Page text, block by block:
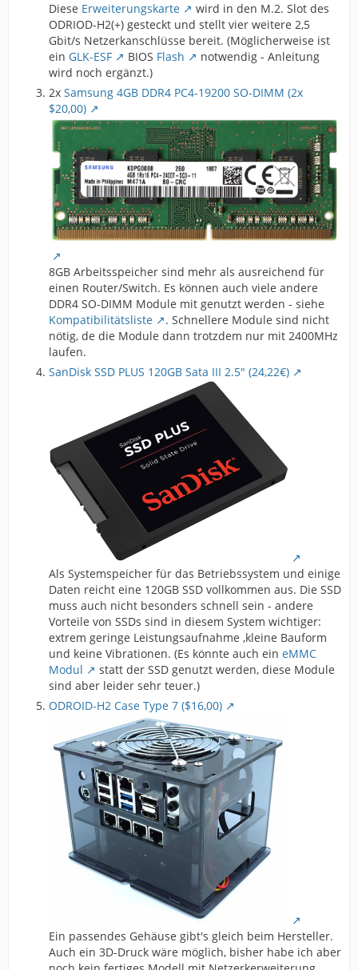
Diese Erweiterungskarte
wird in den M.2. Slot des
ODRIOD-H2(+) gesteckt und stellt vier weitere 2,5
Gbit/s Netzerkanschlüsse bereit. (Möglicherweise ist
ein GLK-ESF BIOS Flash
notwendig - Anleitung
wird noch ergänzt.)
2x Samsung 4GB DDR4 PC4-19200 SO-DIMM (2x
$20,00)
8GB Arbeitsspeicher sind mehr als ausreichend für
einen Router/Switch. Es können auch viele andere
DDR4 SO-DIMM Module mit genutzt werden - siehe
Kompatibilitätsliste
. Schnellere Module sind nicht
nötig, de die Module dann trotzdem nur mit 2400MHz
laufen.
SanDisk SSD PLUS 120GB Sata III 2.5" (24,22€)
Als Systemspeicher für das Betriebssystem und einige
Daten reicht eine 120GB SSD vollkommen aus. Die SSD
muss auch nicht besonders schnell sein - andere
Vorteile von SSDs sind in diesem System wichtiger:
extrem geringe Leistungsaufnahme ,kleine Bauform
und keine Vibrationen. (Es könnte auch ein eMMC
Modul
statt der SSD genutzt werden, diese Module
sind aber leider sehr teuer.)
ODROID-H2 Case Type 7 ($16,00)
Ein passendes Gehäuse gibt's gleich beim Hersteller.
Auch ein 3D-Druck wäre möglich, bisher habe ich aber